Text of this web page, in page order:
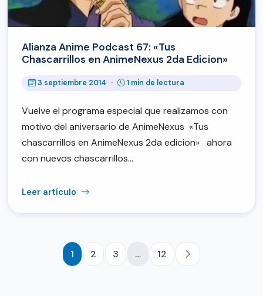
Alianza Anime Podcast 67: «Tus
Chascarrillos en AnimeNexus 2da Edicion»
3 septiembre 2014 · 1 min de lectura
Vuelve el programa especial que realizamos con
motivo del aniversario de AnimeNexus «Tus
chascarrillos en AnimeNexus 2da edicion» ahora
con nuevos chascarrillos…
Leer artículo
1 2 3 … 12